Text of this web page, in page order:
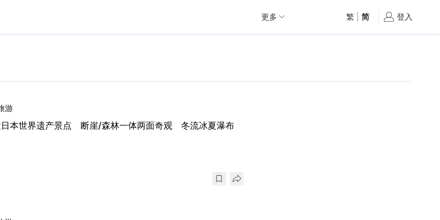
更多 繁 简 登入
游
本世界遗产景点 断崖/森林一体两面奇观 冬流冰夏瀑布